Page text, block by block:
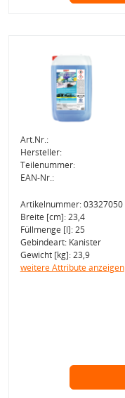
Art.Nr.:
Hersteller:
Teilenummer:
EAN-Nr.:
Artikelnummer: 03327050
Breite [cm]: 23,4
Füllmenge [l]: 25
Gebindeart: Kanister
Gewicht [kg]: 23,9
weitere Attribute anzeigen